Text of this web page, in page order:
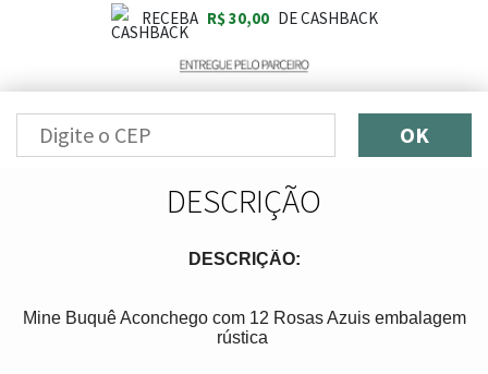
RECEBA R$ 30,00 DE CASHBACK
OK
DESCRIÇÃO
DESCRIÇÃO:
Mine Buquê Aconchego com 12 Rosas Azuis embalagem
rústica